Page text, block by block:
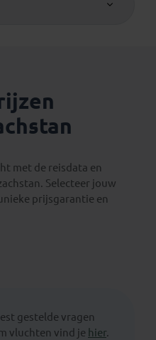
met de reisdata en
Selecteer jouw
prijsgarantie en
gestelde vragen
vluchten vind je hier.